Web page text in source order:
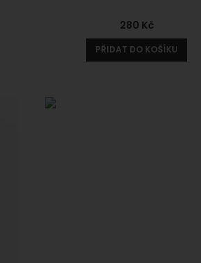
280 Kč
PŘIDAT DO KOŠÍKU